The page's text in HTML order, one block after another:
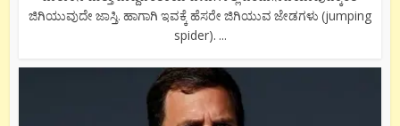
ಜಿಗಿಯುವುದೇ ಜಾಸ್ತಿ. ಹಾಗಾಗಿ ಇವಕ್ಕೆ ಹೆಸರೇ ಜಿಗಿಯುವ ಜೇಡಗಳು (jumping
spider). ...